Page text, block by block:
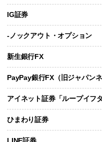
IG証券
-ノックアウト・オプション
新生銀行FX
PayPay銀行FX（旧ジャパンネ
アイネット証券「ループイフ
ひまわり証券
LINE証券